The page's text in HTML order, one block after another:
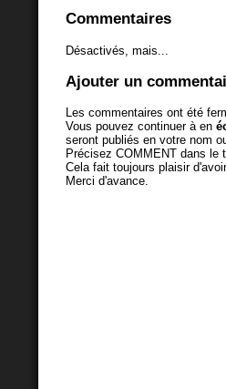
Commentaires
Désactivés, mais...
Ajouter un
Les commentaires ont été
Vous pouvez continuer à en
seront publiés en votre nom
Précisez COMMENT dans le
Cela fait toujours plaisir
Merci d'avance.